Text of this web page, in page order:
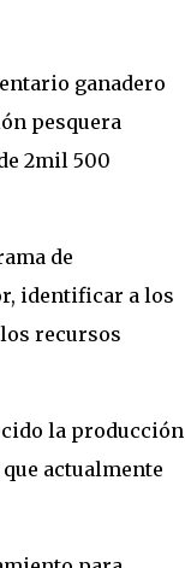
ganadero
pesquera
2mil 500
de
identificar a los
recursos
la producción
actualmente